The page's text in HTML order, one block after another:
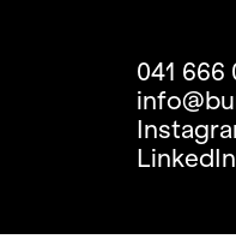
041 666
LinkedIn